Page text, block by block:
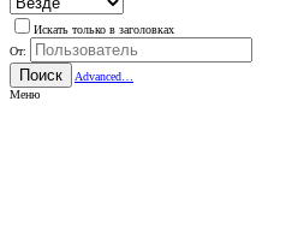
Искать только в заголовках
От:
Поиск
Advanced…
Меню